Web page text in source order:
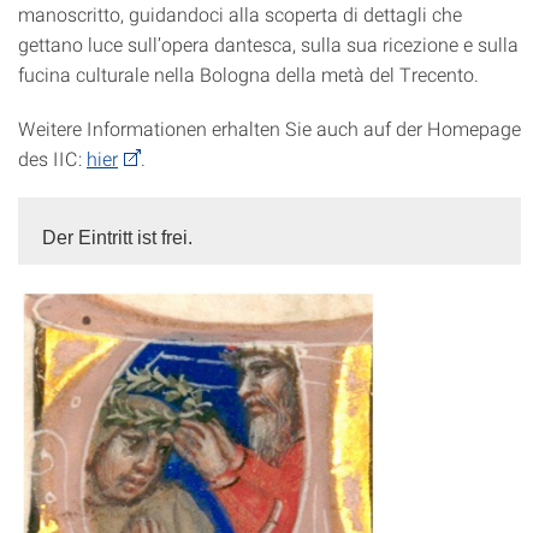
manoscritto, guidandoci alla scoperta di dettagli che
gettano luce sull’opera dantesca, sulla sua ricezione e sulla
fucina culturale nella Bologna della metà del Trecento.
Weitere Informationen erhalten Sie auch auf der Homepage
des IIC: hier
Der Eintritt ist frei.